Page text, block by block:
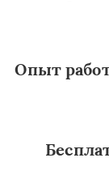
Опыт